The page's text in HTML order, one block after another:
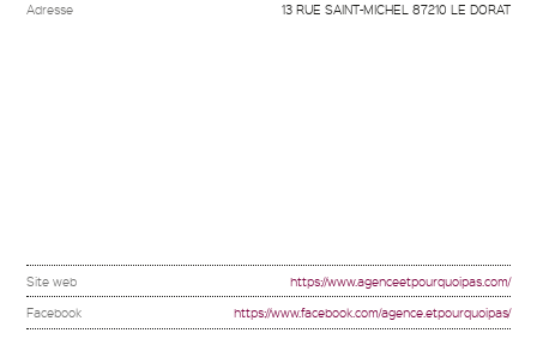
Adresse 13 RUE SAINT-MICHEL 87210 LE DORAT
Site web https://www.agenceetpourquoipas.com/
Facebook https://www.facebook.com/agence.etpourquoipas/